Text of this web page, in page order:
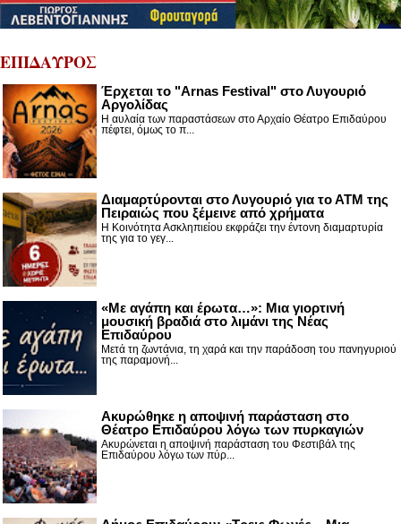
ΕΠΙΔΑΥΡΟΣ
Έρχεται το "Arnas Festival" στο Λυγουριό
Αργολίδας
Η αυλαία των παραστάσεων στο Αρχαίο Θέατρο Επιδαύρου
πέφτει, όμως το π...
Διαμαρτύρονται στο Λυγουριό για το ΑΤΜ της
Πειραιώς που ξέμεινε από χρήματα
Η Κοινότητα Ασκληπιείου εκφράζει την έντονη διαμαρτυρία
της για το γεγ...
«Με αγάπη και έρωτα…»: Μια γιορτινή
μουσική βραδιά στο λιμάνι της Νέας
Επιδαύρου
Μετά τη ζωντάνια, τη χαρά και την παράδοση του πανηγυριού
της παραμονή...
Ακυρώθηκε η αποψινή παράσταση στο
Θέατρο Επιδαύρου λόγω των πυρκαγιών
Ακυρώνεται η αποψινή παράσταση του Φεστιβάλ της
Επιδαύρου λόγω των πύρ...